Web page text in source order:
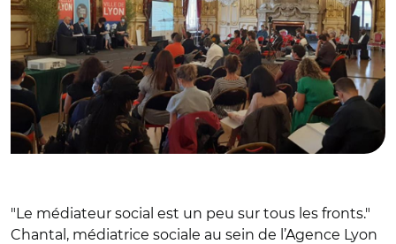
"Le médiateur social est un peu sur tous les fronts."
Chantal, médiatrice sociale au sein de l’Agence Lyon